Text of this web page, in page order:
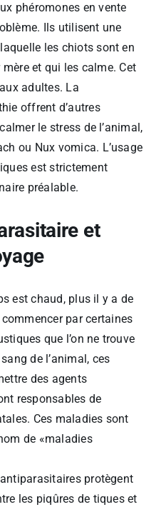
phéromones en vente
Ils utilisent une
les chiots sont en
et qui les calme. Cet
adultes. La
offrent d’autres
le stress de l’animal,
ou Nux vomica. L’usage
est strictement
préalable.
et
est chaud, plus il y a de
par certaines
que l’on ne trouve
de l’animal, ces
des agents
responsables de
Ces maladies sont
de «maladies
protègent
les piqûres de tiques et